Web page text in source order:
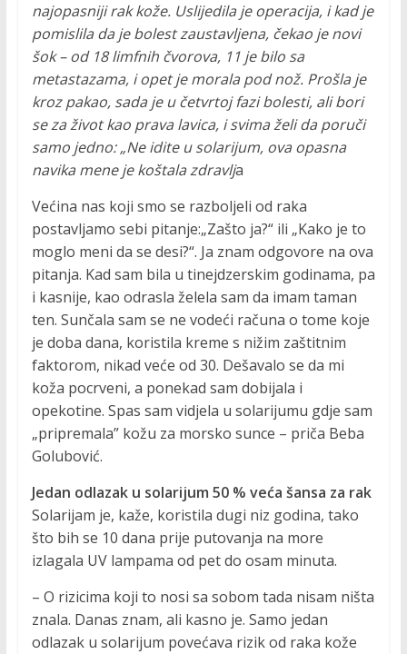
najopasniji rak kože. Uslijedila je operacija, i kad je
pomislila da je bolest zaustavljena, čekao je novi
šok – od 18 limfnih čvorova, 11 je bilo sa
metastazama, i opet je morala pod nož. Prošla je
kroz pakao, sada je u četvrtoj fazi bolesti, ali bori
se za život kao prava lavica, i svima želi da poruči
samo jedno: „Ne idite u solarijum, ova opasna
navika mene je koštala zdravlja
Većina nas koji smo se razboljeli od raka
postavljamo sebi pitanje:„Zašto ja?“ ili „Kako je to
moglo meni da se desi?“. Ja znam odgovore na ova
pitanja. Kad sam bila u tinejdzerskim godinama, pa
i kasnije, kao odrasla želela sam da imam taman
ten. Sunčala sam se ne vodeći računa o tome koje
je doba dana, koristila kreme s nižim zaštitnim
faktorom, nikad veće od 30. Dešavalo se da mi
koža pocrveni, a ponekad sam dobijala i
opekotine. Spas sam vidjela u solarijumu gdje sam
„pripremala” kožu za morsko sunce – priča Beba
Golubović.
Jedan odlazak u solarijum 50 % veća šansa za rak
Solarijam je, kaže, koristila dugi niz godina, tako
što bih se 10 dana prije putovanja na more
izlagala UV lampama od pet do osam minuta.
– O rizicima koji to nosi sa sobom tada nisam ništa
znala. Danas znam, ali kasno je. Samo jedan
odlazak u solarijum povećava rizik od raka kože